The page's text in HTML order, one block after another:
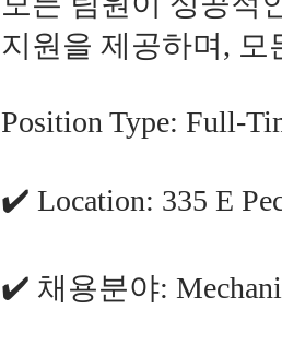
지원을 제공하며,
Position Type: Full-
✔️ Location: 335 E
✔️ 채용분야: